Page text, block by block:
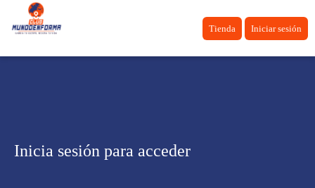
Tienda Iniciar sesión
Inicia sesión para acceder